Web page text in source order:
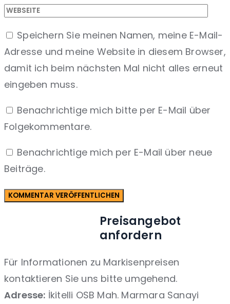
Speichern Sie meinen Namen, meine E-Mail-
Adresse und meine Website in diesem Browser,
damit ich beim nächsten Mal nicht alles erneut
eingeben muss.
Benachrichtige mich bitte per E-Mail über
Folgekommentare.
Benachrichtige mich per E-Mail über neue
Beiträge.
Preisangebot
anfordern
Für Informationen zu Markisenpreisen
kontaktieren Sie uns bitte umgehend.
Adresse: İkitelli OSB Mah. Marmara Sanayi